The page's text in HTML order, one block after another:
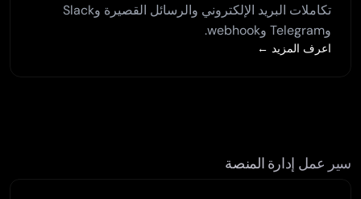
تكاملات البريد الإلكتروني والرسائل القصيرة وSlack
وTelegram وwebhook.
اعرف المزيد ←
سير عمل إدارة المنصة